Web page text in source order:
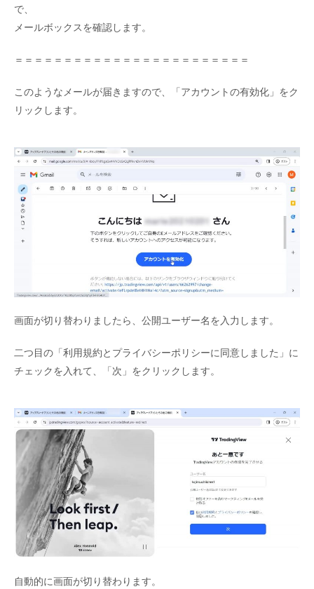
で、
メールボックスを確認します。
＝＝＝＝＝＝＝＝＝＝＝＝＝＝＝＝＝＝＝＝＝＝＝＝
このようなメールが届きますので、「アカウントの有効化」をク
リックします。
画面が切り替わりましたら、公開ユーザー名を入力します。
二つ目の「利用規約とプライバシーポリシーに同意しました」に
チェックを入れて、「次」をクリックします。
自動的に画面が切り替わります。